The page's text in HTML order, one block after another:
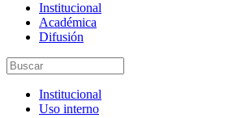
Institucional
Académica
Difusión
Institucional
Uso interno